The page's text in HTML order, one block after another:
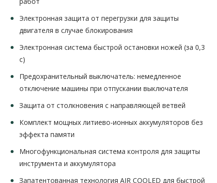
Электронная защита от перегрузки для защиты
двигателя в случае блокирования
Электронная система быстрой остановки ножей (за 0,3
с)
Предохранительный выключатель: немедленное
отключение машины при отпускании выключателя
Защита от столкновения с направляющей ветвей
Комплект мощных литиево-ионных аккумуляторов без
эффекта памяти
Многофункциональная система контроля для защиты
инструмента и аккумулятора
Запатентованная технология AIR COOLED для быстрой